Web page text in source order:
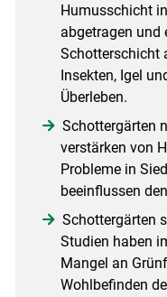
Skip
Humusschicht
abgetragen und
Schotterschicht
Insekten, Igel
Überleben.
Schottergärten
verstärken von
Probleme in
beeinflussen
Schottergärten
Studien haben
Mangel an
Wohlbefinden